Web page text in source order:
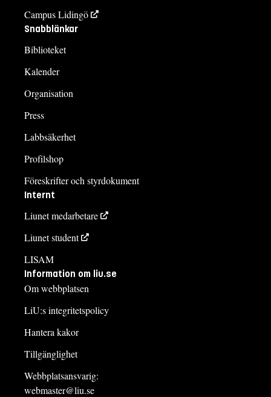
Campus Lidingö
Snabblänkar
Biblioteket
Kalender
Organisation
Press
Labbsäkerhet
Profilshop
Föreskrifter och styrdokument
Internt
Liunet medarbetare
Liunet student
LISAM
Information om liu.se
Om webbplatsen
LiU:s integritetspolicy
Hantera kakor
Tillgänglighet
Webbplatsansvarig:
webmaster@liu.se